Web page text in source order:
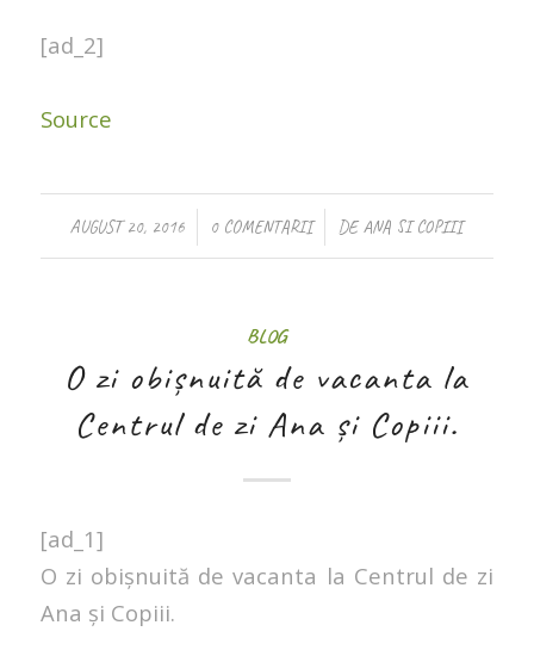
[ad_2]
Source
AUGUST 20, 2016
/ 0 COMENTARII
/ DE ANA SI COPIII
BLOG
O zi obișnuită de vacanta la
Centrul de zi Ana și Copiii.
[ad_1]
O zi obișnuită de vacanta la Centrul de zi
Ana și Copiii.